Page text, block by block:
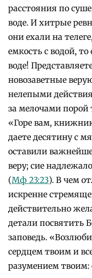
расстояния по
воде. И хитрые
они ехали на
емкость с водой,
воде!
новозаветные
нелепыми
за мелочами порой
«Горе вам,
даете десятину с
оставили
веру; сие
(Мф 23:23). В чем
искренне
действительно
детали посвятить
заповедь.
сердцем твоим и
разумением твоим: